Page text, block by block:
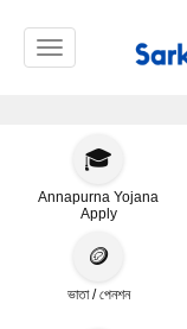
Toggle navigation
🎓
Annapurna Yojana
Apply
🪙
ভাতা / পেনশন